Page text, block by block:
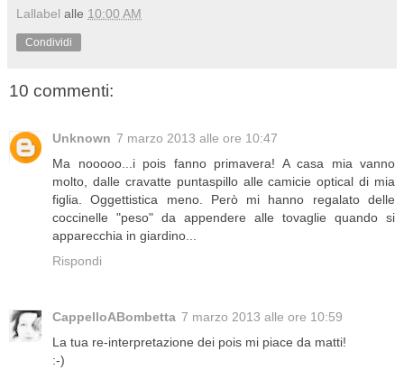
Lallabel alle 10:00 AM
Condividi
10 commenti:
Unknown 7 marzo 2013 alle ore 10:47
Ma nooooo...i pois fanno primavera! A casa mia vanno
molto, dalle cravatte puntaspillo alle camicie optical di mia
figlia. Oggettistica meno. Però mi hanno regalato delle
coccinelle "peso" da appendere alle tovaglie quando si
apparecchia in giardino...
Rispondi
CappelloABombetta 7 marzo 2013 alle ore 10:59
La tua re-interpretazione dei pois mi piace da matti!
:-)